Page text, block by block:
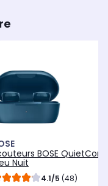
BOSE
Nuit
4.1/5 (48)